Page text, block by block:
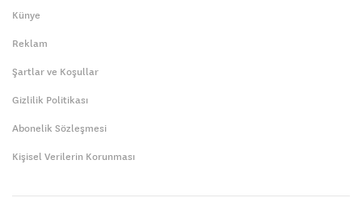
Künye
Reklam
Şartlar ve Koşullar
Gizlilik Politikası
Abonelik Sözleşmesi
Kişisel Verilerin Korunması